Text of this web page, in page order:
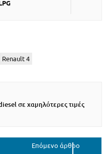
Renault 4
σε χαμηλότερες τιμές